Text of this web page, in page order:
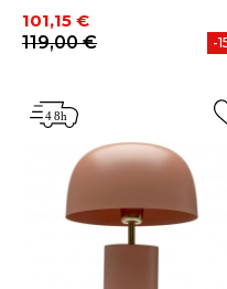
Prix
101,15 €
Prix de base
119,00 €
-